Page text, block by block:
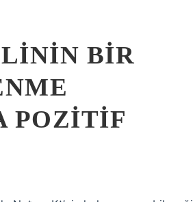
BIR
POZITIF